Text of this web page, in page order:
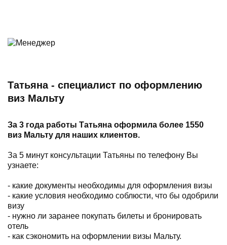
Татьяна - специалист по оформлению
виз Мальту
За 3 года работы Татьяна оформила более 1550
виз Мальту для наших клиентов.
За 5 минут консультации Татьяны по телефону Вы
узнаете:
- какие документы необходимы для оформления визы
- какие условия необходимо соблюсти, что бы одобрили
визу
- нужно ли заранее покупать билеты и бронировать
отель
- как сэкономить на оформлении визы Мальту.